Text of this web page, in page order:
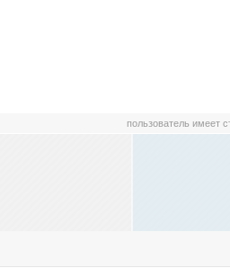
пользователь имеет